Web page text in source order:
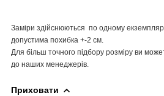
Заміри здійснюються по одному
допустима похибка +-2 см.
Для більш точного підбору розміру ви
до наших менеджерів.
Приховати